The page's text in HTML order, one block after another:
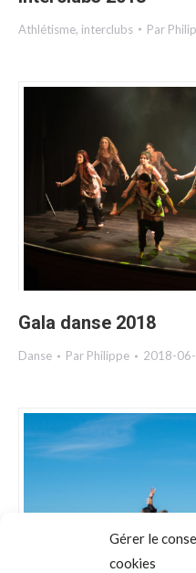
Gérer le
cookies
Athlétisme, interclubs Par
Gala danse 2018
Danse Par Philippe 2018-